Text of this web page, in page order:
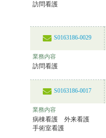
訪問看護
S0163186-0029
業務内容
訪問看護
S0163186-0017
業務内容
病棟看護 外来看護
手術室看護